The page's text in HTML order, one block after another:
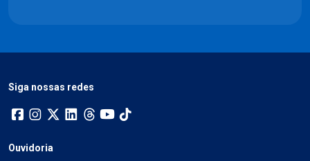
Siga nossas redes
Ouvidoria